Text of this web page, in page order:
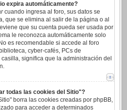
expira automáticamente?
cuando ingresa al foro, sus datos se
que se elimina al salir de la página o al
que su cuenta pueda ser usada por
le reconozca automáticamente solo
es recomendable si accede al foro
cyber-cafés, PCs de
significa que la administración del
todas las cookies del Sitio"?
borra las cookies creadas por phpBB,
para acceder a determinados